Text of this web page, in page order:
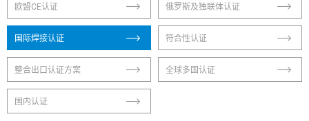
欧盟CE认证 俄罗斯及独联体认证
国际焊接认证 符合性认证
整合出口认证方案 全球多国认证
国内认证